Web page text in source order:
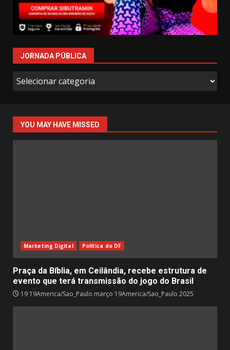
JORNADA PÚBLICA
Jornada
Pública
YOU MAY HAVE MISSED
Marketing Digital Política do DF
Praça da Bíblia, em Ceilândia, recebe estrutura de
evento que terá transmissão do jogo do Brasil
19 19America/Sao_Paulo março 19America/Sao_Paulo 2025